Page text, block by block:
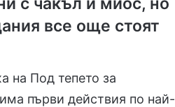
все още стоят
на Под тепето за
първи действия по най-